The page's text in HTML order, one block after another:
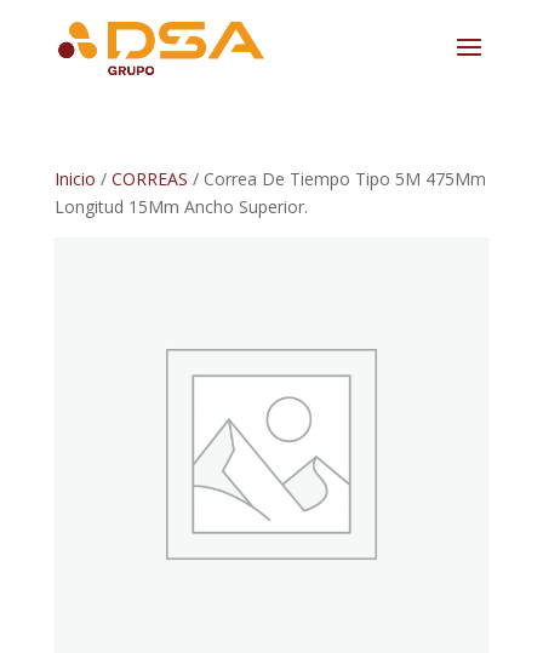
Inicio / CORREAS / Correa De Tiempo Tipo 5M 475Mm
Longitud 15Mm Ancho Superior.